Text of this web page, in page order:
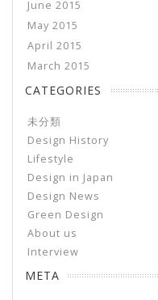
June 2015
May 2015
April 2015
March 2015
CATEGORIES
未分類
Design History
Lifestyle
Design in Japan
Design News
Green Design
About us
Interview
META